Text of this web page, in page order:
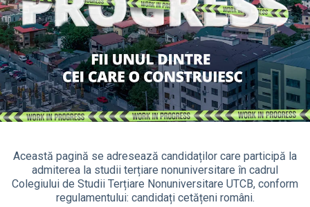
Această pagină se adresează candidaților care participă la
admiterea la studii terțiare nonuniversitare în cadrul
Colegiului de Studii Terțiare Nonuniversitare UTCB, conform
regulamentului: candidați cetățeni români.